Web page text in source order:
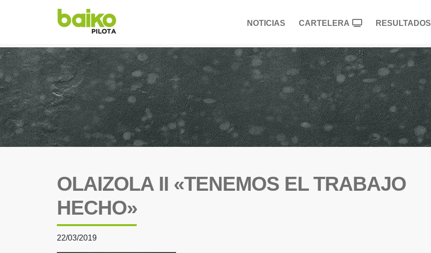
NOTICIAS CARTELERA RESULTADOS
OLAIZOLA II «TENEMOS EL TRABAJO
HECHO»
22/03/2019